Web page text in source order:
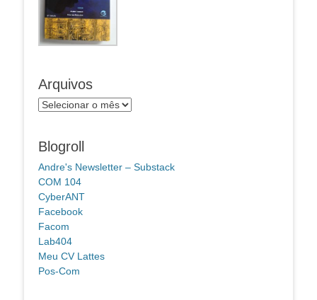
Arquivos
Arquivos
Blogroll
Andre's Newsletter – Substack
COM 104
CyberANT
Facebook
Facom
Lab404
Meu CV Lattes
Pos-Com